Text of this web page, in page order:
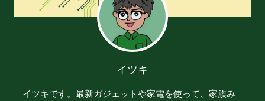
イツキ
イツキです。最新ガジェットや家電を使って、家族み